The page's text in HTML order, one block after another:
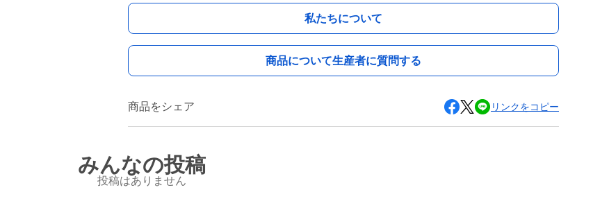
私たちについて
商品について生産者に質問する
商品をシェア リンクをコピー
みんなの投稿
投稿はありません